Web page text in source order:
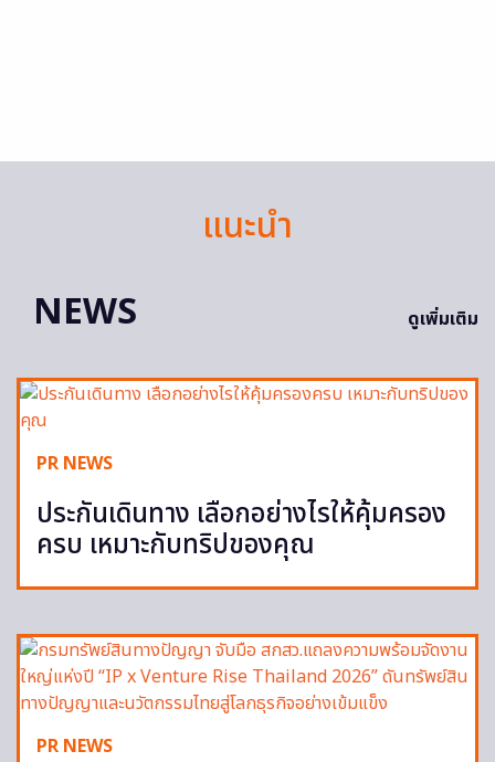
แนะนำ
NEWS
ดูเพิ่มเติม
PR NEWS
ประกันเดินทาง เลือกอย่างไรให้คุ้มครอง
ครบ เหมาะกับทริปของคุณ
PR NEWS